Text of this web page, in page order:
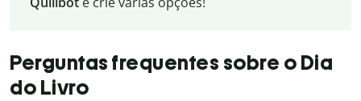
Perguntas frequentes sobre o Dia
do Livro